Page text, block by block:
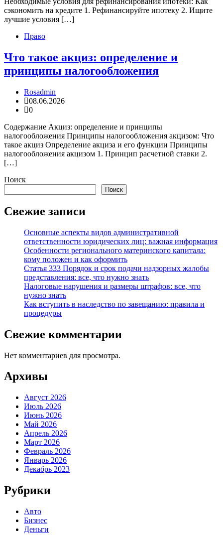
сэкономить на кредите 1. Рефинансируйте ипотеку 2. Ищите
лучшие условия […]
Право
Что такое акциз: определение и
принципы налогообложения
Rosadmin
08.06.2026
0
Содержание Акциз: определение и принципы
налогообложения Принципы налогообложения акцизом: Что
такое акциз Определение акциза и его функции Принципы
налогообложения акцизом 1. Принцип расчетной ставки 2.
[…]
Поиск
Поиск
Свежие записи
Основные аспекты видов административной
ответственности юридических лиц: важная информация
Особенности регионального материнского капитала:
кому положен и как оформить
Статья 333 Порядок и срок подачи надзорных жалобы
представления: все, что нужно знать
Налоговые нарушения и размеры штрафов: все, что
нужно знать
Как вступить в наследство по завещанию: правила и
процедуры
Свежие комментарии
Нет комментариев для просмотра.
Архивы
Август 2026
Июль 2026
Июнь 2026
Май 2026
Апрель 2026
Март 2026
Февраль 2026
Январь 2026
Декабрь 2023
Рубрики
Авто
Бизнес
Деньги